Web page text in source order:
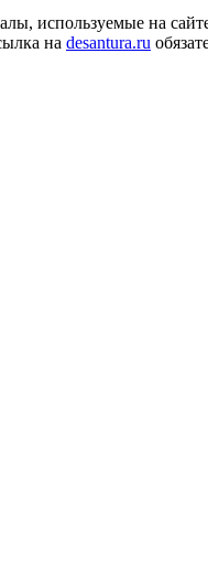
используемые на
на desantura.ru